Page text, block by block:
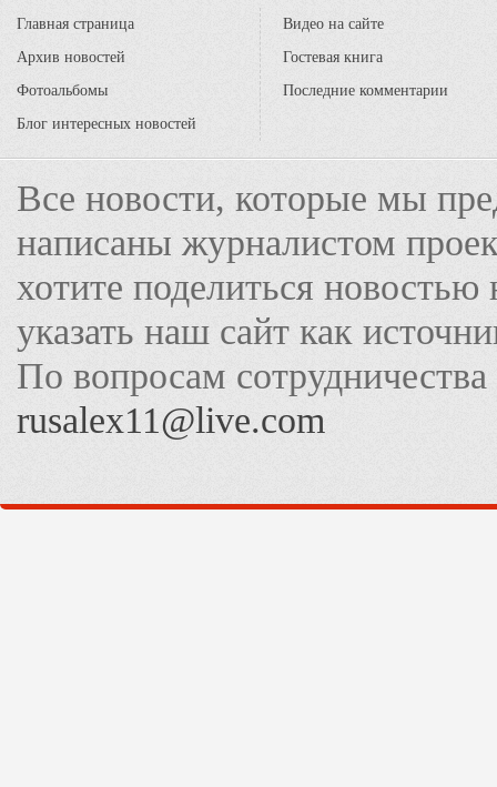
Главная страница
Архив новостей
Фотоальбомы
Блог интересных новостей
Видео на сайте
Гостевая книга
Последние комментарии
Все новости, которые мы
написаны журналистом
хотите поделиться
указать наш сайт как
По вопросам
rusalex11@live.com